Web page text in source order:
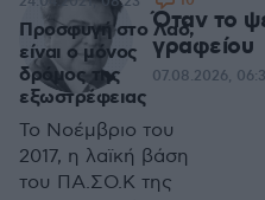
Όταν το
γραφείου
07.08.2026,
του κινδύνου σε
βάθος χρόνου. Οι
περισσότεροι, είναι
αλήθεια,
διέγνωσαν και την
επικινδυνότητα και
τη μεταδοτικότητα
του κορωνοϊού.
Προσφυγή στο Λαό,
είναι ο μόνος
δρόμος της
εξωστρέφειας
Το Νοέμβριο του
2017, η λαϊκή βάση
του ΠΑ.ΣΟ.Κ της